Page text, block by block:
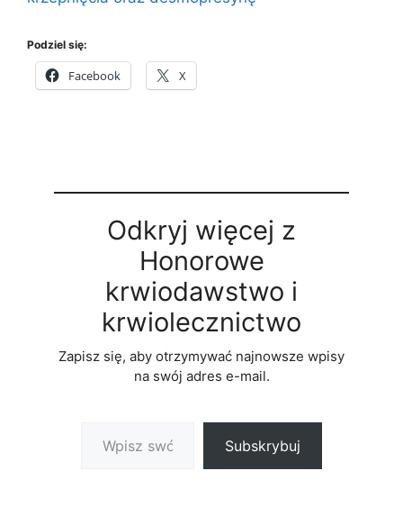
Podziel się:
Facebook X
Odkryj więcej z
Honorowe
krwiodawstwo i
krwiolecznictwo
Zapisz się, aby otrzymywać najnowsze wpisy
na swój adres e-mail.
Subskrybuj